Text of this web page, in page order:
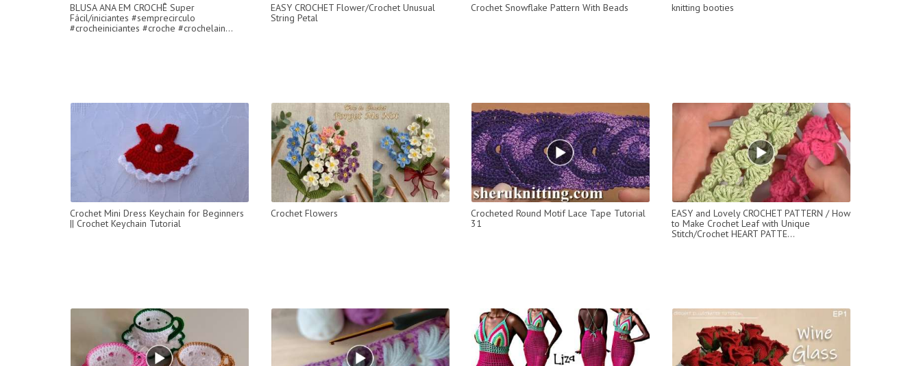
BLUSA ANA EM CROCHÊ Super
Fácil/iniciantes #semprecirculo
#crocheiniciantes #croche #crochelain...
EASY CROCHET Flower/Crochet Unusual
String Petal
Crochet Snowflake Pattern With Beads knitting booties
Crochet Mini Dress Keychain for Beginners
|| Crochet Keychain Tutorial
Crochet Flowers
Crocheted Round Motif Lace Tape Tutorial
31
EASY and Lovely CROCHET PATTERN / How
to Make Crochet Leaf with Unique
Stitch/Crochet HEART PATTE...